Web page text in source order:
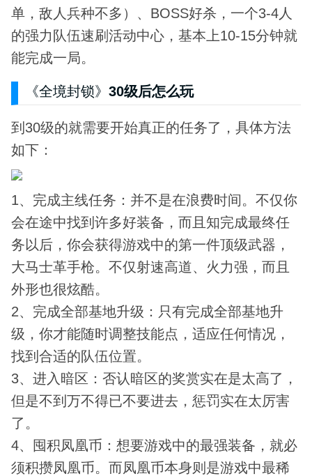
单，敌人兵种不多）、BOSS好杀，一个3-4人
的强力队伍速刷活动中心，基本上10-15分钟就
能完成一局。
《全境封锁》 30级后怎么玩
到30级的就需要开始真正的任务了，具体方法
如下：
1、完成主线任务：并不是在浪费时间。不仅你
会在途中找到许多好装备，而且知完成最终任
务以后，你会获得游戏中的第一件顶级武器，
大马士革手枪。不仅射速高道、火力强，而且
外形也很炫酷。
2、完成全部基地升级：只有完成全部基地升
级，你才能随时调整技能点，适应任何情况，
找到合适的队伍位置。
3、进入暗区：否认暗区的奖赏实在是太高了，
但是不到万不得已不要进去，惩罚实在太厉害
了。
4、囤积凤凰币：想要游戏中的最强装备，就必
须积攒凤凰币。而凤凰币本身则是游戏中最稀